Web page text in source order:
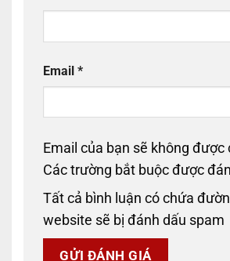
Email *
Email của bạn sẽ không được
Các trường bắt buộc được
Tất cả bình luận có chứa
website sẽ bị đánh dấu spam